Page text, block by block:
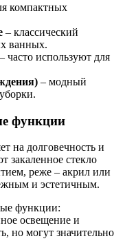
компактных
– классический
ванных.
– часто используют для
– модный
функции
на долговечность и
закаленное стекло
реже – акрил или
и эстетичным.
функции:
освещение и
но могут значительно